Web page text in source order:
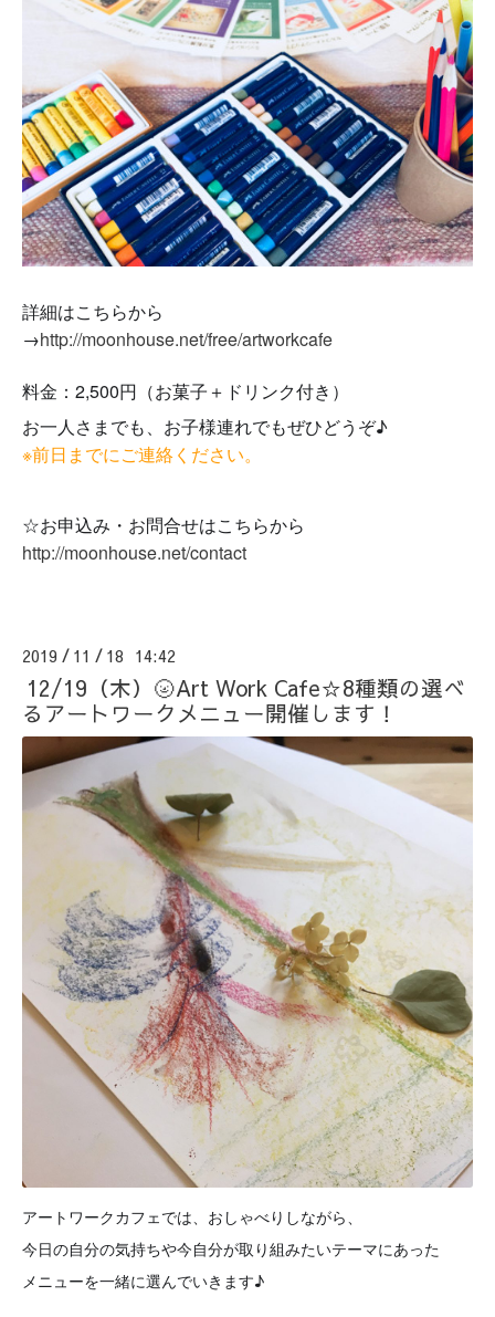
詳細はこちらから
→http://moonhouse.net/free/artworkcafe
料金：2,500円（お菓子＋ドリンク付き）
お一人さまでも、お子様連れでもぜひどうぞ♪
※前日までにご連絡ください。
☆お申込み・お問合せはこちらから
http://moonhouse.net/contact
2019 / 11 / 18 14:42
12/19（木）🌝Art Work Cafe☆8種類の選べ
るアートワークメニュー開催します！
アートワークカフェでは、おしゃべりしながら、
今日の自分の気持ちや今自分が取り組みたいテーマにあった
メニューを一緒に選んでいきます♪